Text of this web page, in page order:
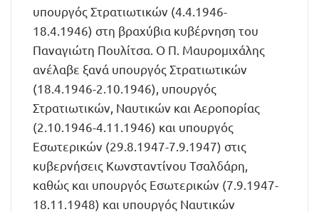
υπουργός Στρατιωτικών (4.4.1946-
18.4.1946) στη βραχύβια κυβέρνηση του
Παναγιώτη Πουλίτσα. Ο Π. Μαυρομιχάλης
ανέλαβε ξανά υπουργός Στρατιωτικών
(18.4.1946-2.10.1946), υπουργός
Στρατιωτικών, Ναυτικών και Αεροπορίας
(2.10.1946-4.11.1946) και υπουργός
Εσωτερικών (29.8.1947-7.9.1947) στις
κυβερνήσεις Κωνσταντίνου Τσαλδάρη,
καθώς και υπουργός Εσωτερικών (7.9.1947-
18.11.1948) και υπουργός Ναυτικών